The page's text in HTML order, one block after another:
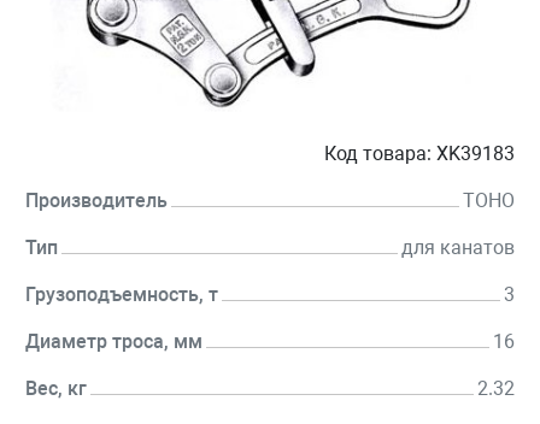
Код товара: XK39183
Производитель TOHO
Тип для канатов
Грузоподъемность, т 3
Диаметр троса, мм 16
Вес, кг 2.32